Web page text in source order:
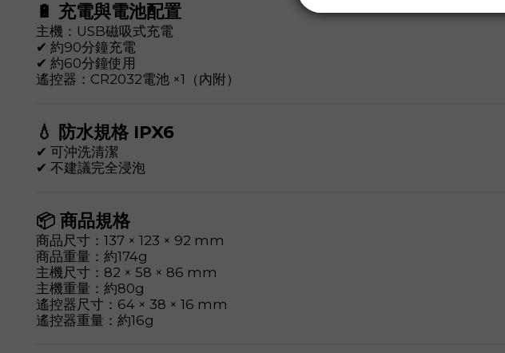
🔋 充電與電池配置
主機：USB磁吸式充電
✔ 約90分鐘充電
✔ 約60分鐘使用
遙控器：CR2032電池 ×1（內附）
💧 防水規格 IPX6
✔ 可沖洗清潔
✔ 不建議完全浸泡
📦 商品規格
商品尺寸：137 × 123 × 92 mm
商品重量：約174g
主機尺寸：82 × 58 × 86 mm
主機重量：約80g
遙控器尺寸：64 × 38 × 16 mm
遙控器重量：約16g